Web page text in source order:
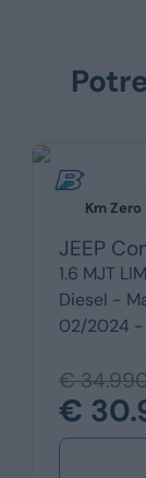
Km Zero
JEEP
1.6 MJT
Diesel -
02/2024 -
€
€